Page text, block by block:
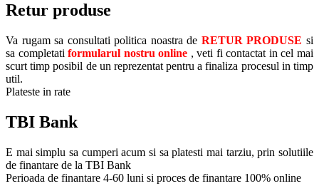
Retur produse
Va rugam sa consultati politica noastra de RETUR PRODUSE si
sa completatiformularul nostru online , veti fi contactat in cel mai
scurt timp posibil de un reprezentat pentru a finaliza procesul in timp
util.
Plateste in rate
TBI Bank
E mai simplu sa cumperi acum si sa platesti mai tarziu, prin solutiile
de finantare de la TBI Bank
Perioada de finantare 4-60 luni si proces de finantare 100% online